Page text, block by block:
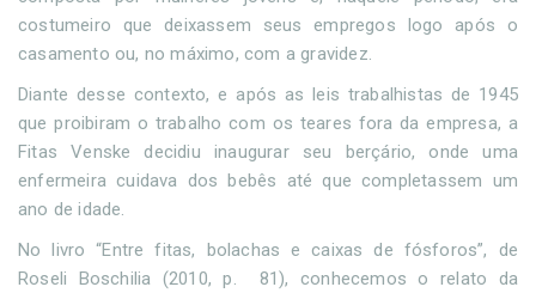
costumeiro que deixassem seus empregos logo após o
casamento ou, no máximo, com a gravidez.
Diante desse contexto, e após as leis trabalhistas de 1945
que proibiram o trabalho com os teares fora da empresa, a
Fitas Venske decidiu inaugurar seu berçário, onde uma
enfermeira cuidava dos bebês até que completassem um
ano de idade.
No livro “Entre fitas, bolachas e caixas de fósforos”, de
Roseli Boschilia (2010, p. 81), conhecemos o relato da